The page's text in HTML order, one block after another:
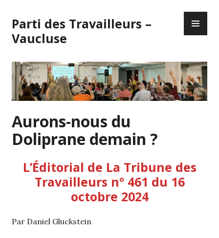
to
content
Parti des Travailleurs –
Vaucluse
Aurons-nous du
Doliprane demain ?
L’Éditorial de La Tribune des
Travailleurs n° 461 du 16
octobre 2024
Par Daniel Gluckstein